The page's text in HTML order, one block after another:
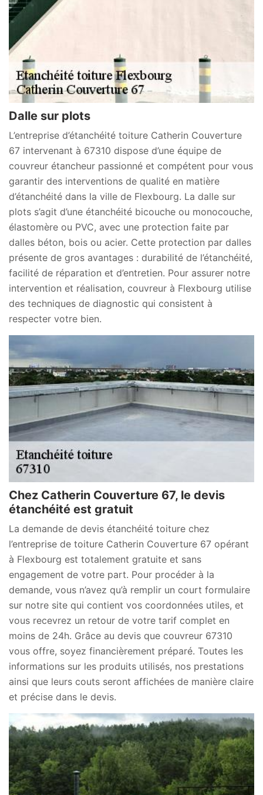
Dalle sur plots
L’entreprise d’étanchéité toiture Catherin Couverture
67 intervenant à 67310 dispose d’une équipe de
couvreur étancheur passionné et compétent pour vous
garantir des interventions de qualité en matière
d’étanchéité dans la ville de Flexbourg. La dalle sur
plots s’agit d’une étanchéité bicouche ou monocouche,
élastomère ou PVC, avec une protection faite par
dalles béton, bois ou acier. Cette protection par dalles
présente de gros avantages : durabilité de l’étanchéité,
facilité de réparation et d’entretien. Pour assurer notre
intervention et réalisation, couvreur à Flexbourg utilise
des techniques de diagnostic qui consistent à
respecter votre bien.
Chez Catherin Couverture 67, le devis
étanchéité est gratuit
La demande de devis étanchéité toiture chez
l’entreprise de toiture Catherin Couverture 67 opérant
à Flexbourg est totalement gratuite et sans
engagement de votre part. Pour procéder à la
demande, vous n’avez qu’à remplir un court formulaire
sur notre site qui contient vos coordonnées utiles, et
vous recevrez un retour de votre tarif complet en
moins de 24h. Grâce au devis que couvreur 67310
vous offre, soyez financièrement préparé. Toutes les
informations sur les produits utilisés, nos prestations
ainsi que leurs couts seront affichées de manière claire
et précise dans le devis.